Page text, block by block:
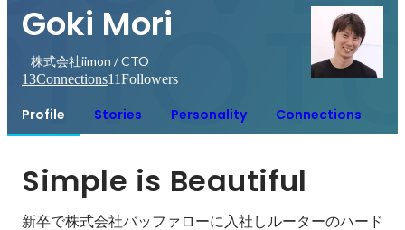
Goki Mori
株式会社iimon / CTO
13Connections11Followers
Profile Stories Personality Connections
Simple is Beautiful
新卒で株式会社バッファローに入社しルーターのハード